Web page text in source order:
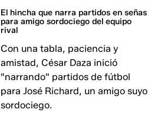
El hincha que narra partidos en señas
para amigo sordociego del equipo
rival
Con una tabla, paciencia y
amistad, César Daza inició
"narrando" partidos de fútbol
para José Richard, un amigo suyo
sordociego.